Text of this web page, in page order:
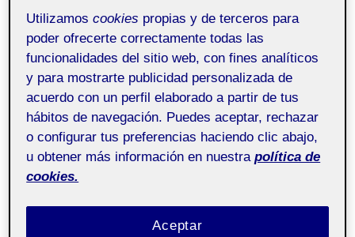
vídeo - Aula 1
vídeo aula 2
Hola buenas tardes adjunto mi proyecto de pec 1.
Link Youtube:
https://www.youtube.com/watch?
Utilizamoscookies propias y de terceros para
poder ofrecerte correctamente todas las
funcionalidades del sitio web, con fines analíticos
y para mostrarte publicidad personalizada de
acuerdo con un perfil elaborado a partir de tus
hábitos de navegación. Puedes aceptar, rechazar
o configurar tus preferencias haciendo clic abajo,
u obtener más información en nuestra política de
cookies.
Aceptar